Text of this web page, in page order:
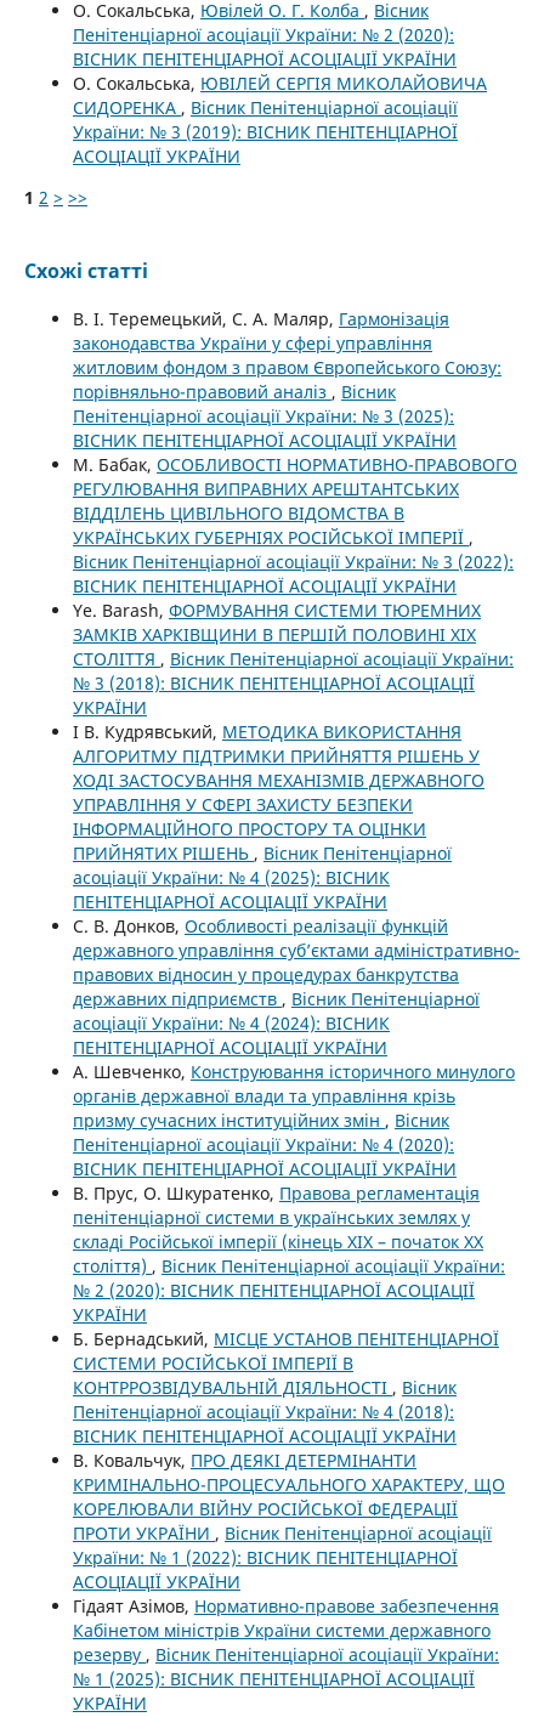
О. Сокальська, Ювілей О. Г. Колба , Вісник
Пенітенціарної асоціації України: № 2 (2020):
ВІСНИК ПЕНІТЕНЦІАРНОЇ АСОЦІАЦІЇ УКРАЇНИ
О. Сокальська, ЮВІЛЕЙ СЕРГІЯ МИКОЛАЙОВИЧА
СИДОРЕНКА , Вісник Пенітенціарної асоціації
України: № 3 (2019): ВІСНИК ПЕНІТЕНЦІАРНОЇ
АСОЦІАЦІЇ УКРАЇНИ
1 2 > >>
Схожі статті
В. І. Теремецький, С. А. Маляр, Гармонізація
законодавства України у сфері управління
житловим фондом з правом Європейського Союзу:
порівняльно-правовий аналіз , Вісник
Пенітенціарної асоціації України: № 3 (2025):
ВІСНИК ПЕНІТЕНЦІАРНОЇ АСОЦІАЦІЇ УКРАЇНИ
М. Бабак, ОСОБЛИВОСТІ НОРМАТИВНО-ПРАВОВОГО
РЕГУЛЮВАННЯ ВИПРАВНИХ АРЕШТАНТСЬКИХ
ВІДДІЛЕНЬ ЦИВІЛЬНОГО ВІДОМСТВА В
УКРАЇНСЬКИХ ГУБЕРНІЯХ РОСІЙСЬКОЇ ІМПЕРІЇ ,
Вісник Пенітенціарної асоціації України: № 3 (2022):
ВІСНИК ПЕНІТЕНЦІАРНОЇ АСОЦІАЦІЇ УКРАЇНИ
Ye. Barash, ФОРМУВАННЯ СИСТЕМИ ТЮРЕМНИХ
ЗАМКІВ ХАРКІВЩИНИ В ПЕРШІЙ ПОЛОВИНІ XIX
СТОЛІТТЯ , Вісник Пенітенціарної асоціації України:
№ 3 (2018): ВІСНИК ПЕНІТЕНЦІАРНОЇ АСОЦІАЦІЇ
УКРАЇНИ
І В. Кудрявський, МЕТОДИКА ВИКОРИСТАННЯ
АЛГОРИТМУ ПІДТРИМКИ ПРИЙНЯТТЯ РІШЕНЬ У
ХОДІ ЗАСТОСУВАННЯ МЕХАНІЗМІВ ДЕРЖАВНОГО
УПРАВЛІННЯ У СФЕРІ ЗАХИСТУ БЕЗПЕКИ
ІНФОРМАЦІЙНОГО ПРОСТОРУ ТА ОЦІНКИ
ПРИЙНЯТИХ РІШЕНЬ , Вісник Пенітенціарної
асоціації України: № 4 (2025): ВІСНИК
ПЕНІТЕНЦІАРНОЇ АСОЦІАЦІЇ УКРАЇНИ
С. В. Донков, Особливості реалізації функцій
державного управління суб’єктами адміністративно-
правових відносин у процедурах банкрутства
державних підприємств , Вісник Пенітенціарної
асоціації України: № 4 (2024): ВІСНИК
ПЕНІТЕНЦІАРНОЇ АСОЦІАЦІЇ УКРАЇНИ
А. Шевченко, Конструювання історичного минулого
органів державної влади та управління крізь
призму сучасних інституційних змін , Вісник
Пенітенціарної асоціації України: № 4 (2020):
ВІСНИК ПЕНІТЕНЦІАРНОЇ АСОЦІАЦІЇ УКРАЇНИ
В. Прус, О. Шкуратенко, Правова регламентація
пенітенціарної системи в українських землях у
складі Російської імперії (кінець XIX – початок ХХ
століття) , Вісник Пенітенціарної асоціації України:
№ 2 (2020): ВІСНИК ПЕНІТЕНЦІАРНОЇ АСОЦІАЦІЇ
УКРАЇНИ
Б. Бернадський, МІСЦЕ УСТАНОВ ПЕНІТЕНЦІАРНОЇ
СИСТЕМИ РОСІЙСЬКОЇ ІМПЕРІЇ В
КОНТРРОЗВІДУВАЛЬНІЙ ДІЯЛЬНОСТІ , Вісник
Пенітенціарної асоціації України: № 4 (2018):
ВІСНИК ПЕНІТЕНЦІАРНОЇ АСОЦІАЦІЇ УКРАЇНИ
В. Ковальчук, ПРО ДЕЯКІ ДЕТЕРМІНАНТИ
КРИМІНАЛЬНО-ПРОЦЕСУАЛЬНОГО ХАРАКТЕРУ, ЩО
КОРЕЛЮВАЛИ ВІЙНУ РОСІЙСЬКОЇ ФЕДЕРАЦІЇ
ПРОТИ УКРАЇНИ , Вісник Пенітенціарної асоціації
України: № 1 (2022): ВІСНИК ПЕНІТЕНЦІАРНОЇ
АСОЦІАЦІЇ УКРАЇНИ
Гідаят Азімов, Нормативно-правове забезпечення
Кабінетом міністрів України системи державного
резерву , Вісник Пенітенціарної асоціації України:
№ 1 (2025): ВІСНИК ПЕНІТЕНЦІАРНОЇ АСОЦІАЦІЇ
УКРАЇНИ